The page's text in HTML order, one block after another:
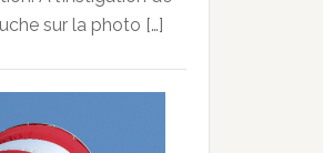
sur la photo […]